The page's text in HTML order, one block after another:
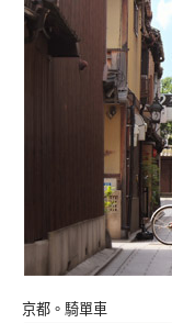
京都。騎單車